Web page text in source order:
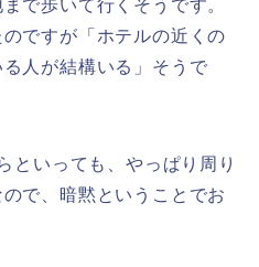
で歩いて行くそうです。
ですが「ホテルの近くの
人が結構いる」そうで
といっても、やっぱり周り
で、暗黙ということでお